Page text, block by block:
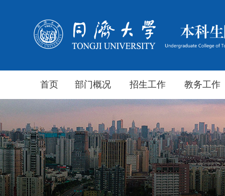
首页 部门概况 招生工作 教务工作